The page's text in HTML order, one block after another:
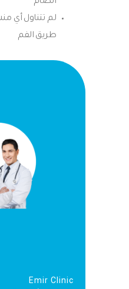
الضام
لم تتناول أي
طريق الفم
Emir Clinic